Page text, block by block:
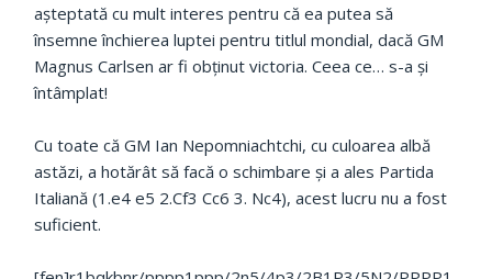
așteptată cu mult interes pentru că ea putea să
însemne închierea luptei pentru titlul mondial, dacă GM
Magnus Carlsen ar fi obținut victoria. Ceea ce… s-a și
întâmplat!
Cu toate că GM Ian Nepomniachtchi, cu culoarea albă
astăzi, a hotărât să facă o schimbare și a ales Partida
Italiană (1.e4 e5 2.Cf3 Cc6 3. Nc4), acest lucru nu a fost
suficient.